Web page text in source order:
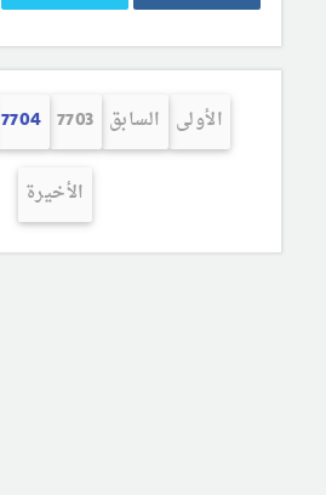
الأولى السابق 7703
7704
الأخيرة